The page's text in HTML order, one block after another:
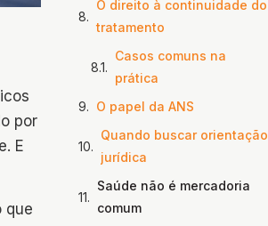
por
E
que
O direito à continuidade do
tratamento
Casos comuns na
prática
O papel da ANS
Quando buscar orientação
jurídica
Saúde não é mercadoria
comum